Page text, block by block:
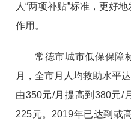
人“两项补贴”标准，更好
作用。
常德市城市低保保障
月，全市月人均救助水平
由350元/月提高到380元/
225元。2019年已达到或